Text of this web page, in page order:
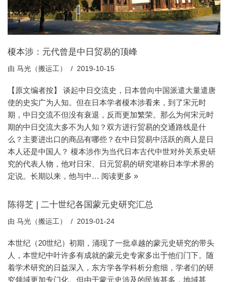
榎本涉：元代曾是中日贸易的顶峰
由 马光（搬运工） 2019-10-15
【原文编者按】 谈起中日交流史，日本曾向中国派遣大量遣唐
使的史实广为人知。但在日本学者榎本涉看来，到了宋元时
期，中日交流不但没有衰退，反而更加繁荣。那么为何宋元时
期的中日交流大多不为人知？双方进行贸易的交通路线是什
么？主要进出口的商品有哪些？在中日贸易中活跃的商人是日
本人还是中国人？ 榎本涉作为当代日本古代中世对外关系史研
究的代表人物，他对日宋、日元贸易的研究堪称日本学术界的
定说。长期以来，他与中… 阅读更多 »
陈得芝 | 二十世纪各国蒙元史研究汇总
由 马光（搬运工） 2019-01-24
本世纪（20世纪）初期，涌现了一批卓越的蒙元史研究的带头
人，本世纪中叶许多有成就的蒙元史专家多出于他们门下。随
着学术研究的日益深入，东方学各学科析分愈细，学者们的研
究领域更加专门化。但由于蒙元史涉及的民族甚多，地域甚